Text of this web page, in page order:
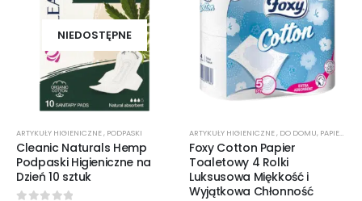
NIEDOSTĘPNE
ARTYKUŁY HIGIENICZNE, PODPASKI
Cleanic Naturals Hemp
Podpaski Higieniczne na
Dzień 10 sztuk
ARTYKUŁY HIGIENICZNE, DO DOMU, PAPIER TOALETOWY
Foxy Cotton Papier
Toaletowy 4 Rolki
Luksusowa Miękkość i
Wyjątkowa Chłonność